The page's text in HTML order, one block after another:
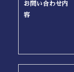
お問い合わせ内
容